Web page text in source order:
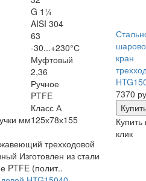
G 1¼
AISI 304
63
-30...+230°С
Муфтовый
2,36
Ручное
PTFE
Класс А
мм125х78х155
трехходовой
Изготовлен из стали
PTFE (полит..
кран
7370
Купить
клик